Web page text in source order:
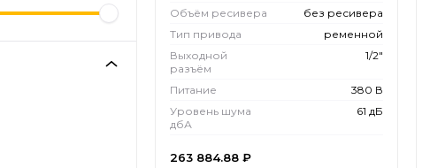
Объём ресивера
без ресивера
Тип привода
ременной
Выходной
разъём
1/2"
Питание
380 В
Уровень шума
дбА
61 дБ
263 884.88 ₽